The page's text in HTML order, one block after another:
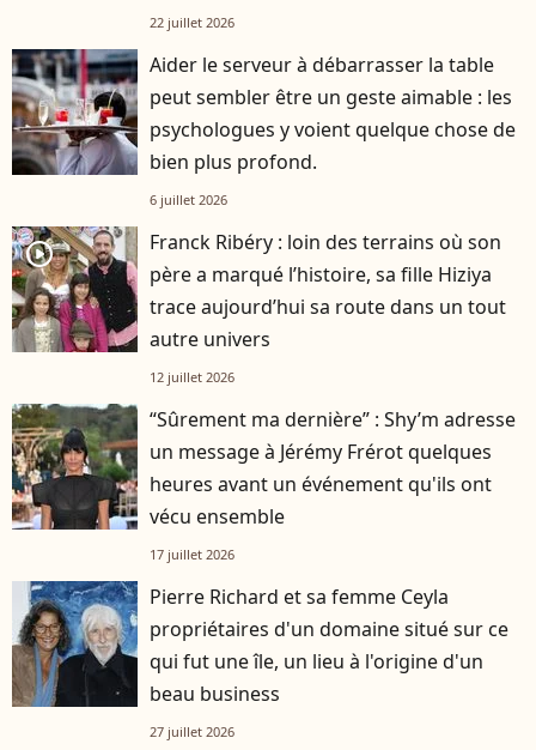
22 juillet 2026
Aider le serveur à débarrasser la table
peut sembler être un geste aimable : les
psychologues y voient quelque chose de
bien plus profond.
6 juillet 2026
player2
Franck Ribéry : loin des terrains où son
père a marqué l’histoire, sa fille Hiziya
trace aujourd’hui sa route dans un tout
autre univers
12 juillet 2026
“Sûrement ma dernière” : Shy’m adresse
un message à Jérémy Frérot quelques
heures avant un événement qu'ils ont
vécu ensemble
17 juillet 2026
Pierre Richard et sa femme Ceyla
propriétaires d'un domaine situé sur ce
qui fut une île, un lieu à l'origine d'un
beau business
27 juillet 2026